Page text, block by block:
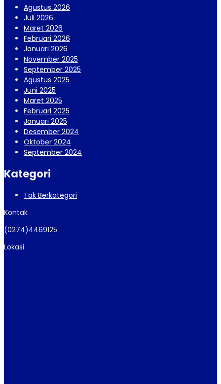
Agustus 2026
Juli 2026
Maret 2026
Februari 2026
Januari 2026
November 2025
September 2025
Agustus 2025
Juni 2025
Maret 2025
Februari 2025
Januari 2025
Desember 2024
Oktober 2024
September 2024
Kategori
Tak Berkategori
Kontak
(0274)4469125
Lokasi